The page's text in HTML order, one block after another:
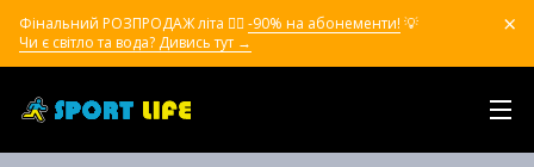
Фінальний РОЗПРОДАЖ літа ❤️‍🔥 -90% на абонементи! 💡
Чи є світло та вода? Дивись тут →